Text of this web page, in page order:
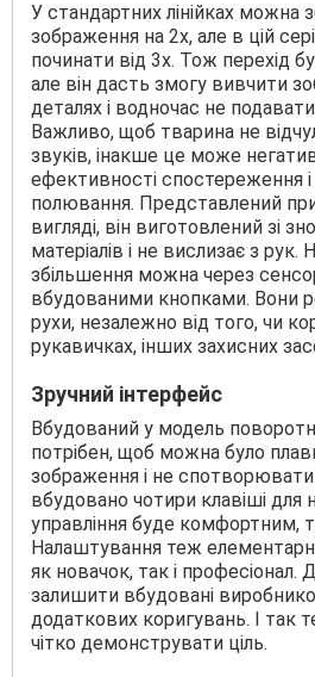
У стандартних лінійках можна
зображення на 2х, але в цій
починати від 3х. Тож перехід
але він дасть змогу вивчити
деталях і водночас не
Важливо, щоб тварина не
звуків, інакше це може
ефективності спостереження і
полювання. Представлений
вигляді, він виготовлений зі
матеріалів і не вислизає з
збільшення можна через
вбудованими кнопками. Вони
рухи, незалежно від того, чи
рукавичках, інших захисних
Зручний інтерфейс
Вбудований у модель
потрібен, щоб можна було
зображення і не спотворювати
вбудовано чотири клавіші для
управління буде комфортним,
Налаштування теж
як новачок, так і професіонал.
залишити вбудовані
додаткових коригувань. І так
чітко демонструвати ціль.